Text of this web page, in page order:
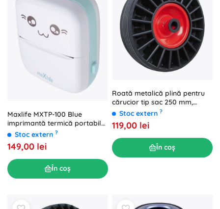
Maxlife MXTP-100 Blue
imprimantă termică portabilă
bluetooth, albastră
Stoc extern ?
149,00 lei
În coș
Roată metalică plină pentru
cărucior tip sac 250 mm,
butuc 20 mm
Stoc extern ?
119,00 lei
În coș